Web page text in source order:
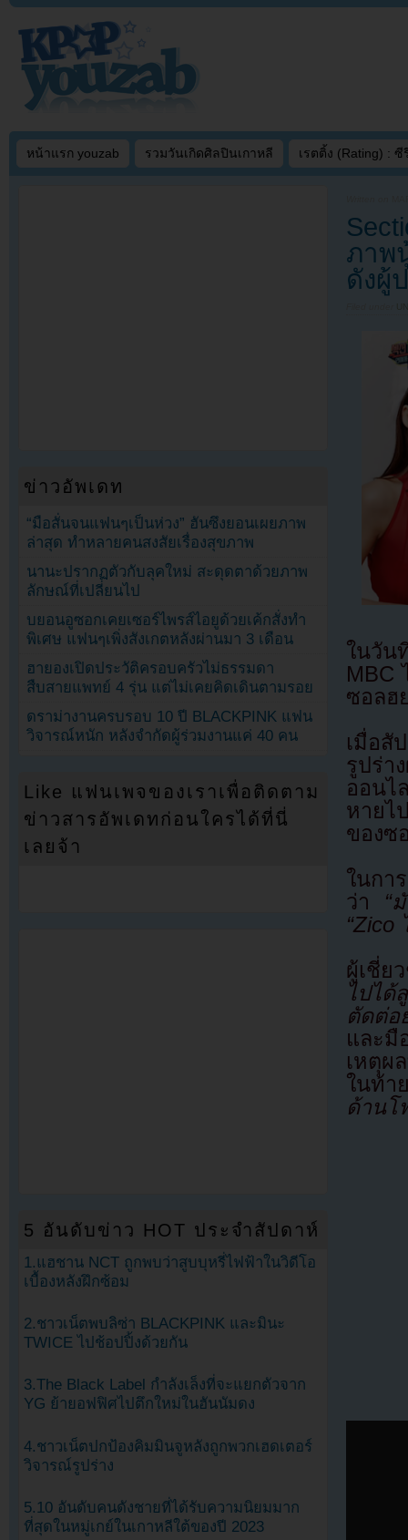
หน้าแรก youzab รวมวันเกิดศิลปินเกาหลี เรตติ้ง (Rating) : ซี
ภาพ
ดังผู้
ในวัน
MBC
ซอลฮ
เมื่อสั
รูปร่า
ออนไ
หายไ
ของซ
ในกา
ว่า “
“Zico
ผู้เชี่ย
ไปได้
ตัดต่อ
และมื
เหตุผ
ในท้า
ด้านโ
ข่าวอัพเดท
“มือสั่นจนแฟนๆเป็นห่วง” ฮันซึงยอนเผยภาพ
ล่าสุด ทำหลายคนสงสัยเรื่องสุขภาพ
นานะปรากฏตัวกับลุคใหม่ สะดุดตาด้วยภาพ
ลักษณ์ที่เปลี่ยนไป
บยอนอูซอกเคยเซอร์ไพรส์ไอยูด้วยเค้กสั่งทำ
พิเศษ แฟนๆเพิ่งสังเกตหลังผ่านมา 3 เดือน
ฮายองเปิดประวัติครอบครัวไม่ธรรมดา
สืบสายแพทย์ 4 รุ่น แต่ไม่เคยคิดเดินตามรอย
ดราม่างานครบรอบ 10 ปี BLACKPINK แฟน
วิจารณ์หนัก หลังจำกัดผู้ร่วมงานแค่ 40 คน
Like แฟนเพจของเราเพื่อติดตาม
ข่าวสารอัพเดทก่อนใครได้ที่นี่
เลยจ้า
5 อันดับข่าว HOT ประจำสัปดาห์
1.แฮชาน NCT ถูกพบว่าสูบบุหรี่ไฟฟ้าในวิดีโอ
เบื้องหลังฝึกซ้อม
2.ชาวเน็ตพบลิซ่า BLACKPINK และมินะ
TWICE ไปช้อปปิ้งด้วยกัน
3.The Black Label กำลังเล็งที่จะแยกตัวจาก
YG ย้ายอฟฟิศไปตึกใหม่ในฮันนัมดง
4.ชาวเน็ตปกป้องคิมมินจูหลังถูกพวกเฮดเตอร์
วิจารณ์รูปร่าง
5.10 อันดับคนดังชายที่ได้รับความนิยมมาก
ที่สุดในหมู่เกย์ในเกาหลีใต้ของปี 2023